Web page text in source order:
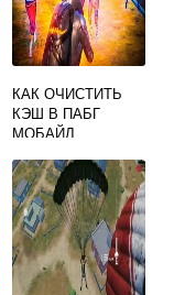
КАК ОЧИСТИТЬ
КЭШ В ПАБГ
МОБАЙЛ